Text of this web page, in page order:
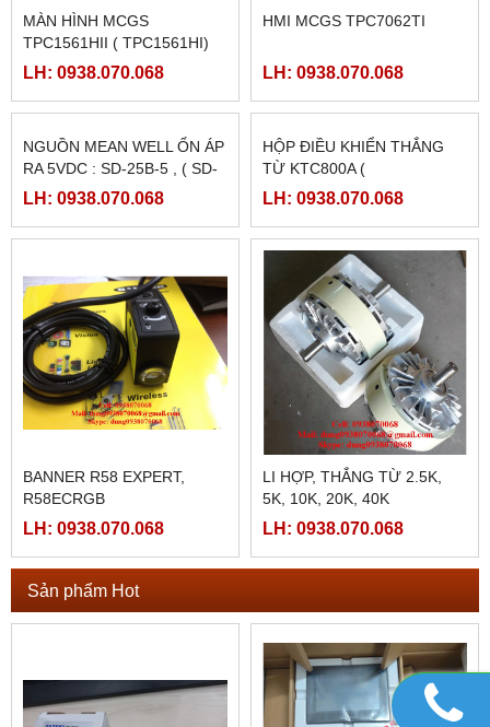
NGUỒN MEANWELL LRS-
350-24
LH: 0938.070.068
NGUỒN MEANWELL LRS-
350-12
LH: 0938.070.068
PLC SHIHLIN TAIWAN AX1N-
40MR-ES
LH: 0938.070.068
PLC SHIHLIN TAIWAN AX1N-
24MR-ES
LH: 0938.070.068